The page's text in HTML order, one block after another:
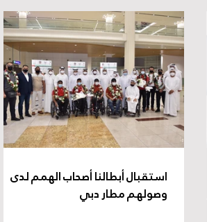
استقبال أبطالنا أصحاب الهمم لدى
وصولهم مطار دبي